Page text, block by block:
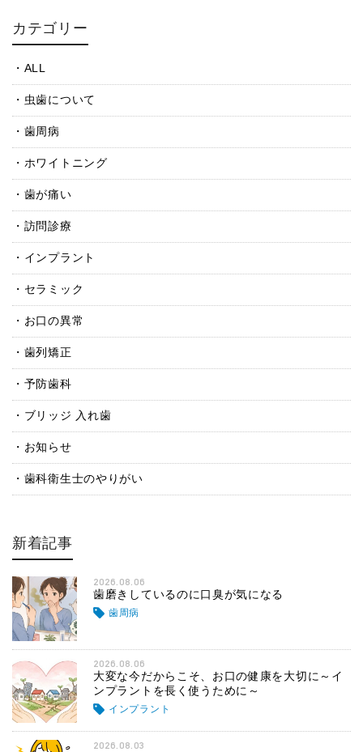
カテゴリー
ALL
虫歯について
歯周病
ホワイトニング
歯が痛い
訪問診療
インプラント
セラミック
お口の異常
歯列矯正
予防歯科
ブリッジ 入れ歯
お知らせ
歯科衛生士のやりがい
新着記事
2026.08.06
歯磨きしているのに口臭が気になる
歯周病
2026.08.06
大変な今だからこそ、お口の健康を大切に～イ
ンプラントを長く使うために～
インプラント
2026.08.03